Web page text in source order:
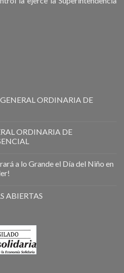
ORDINARIA DE
ORDINARIA DE
a lo Grande el Día del Niño en
ABIERTAS